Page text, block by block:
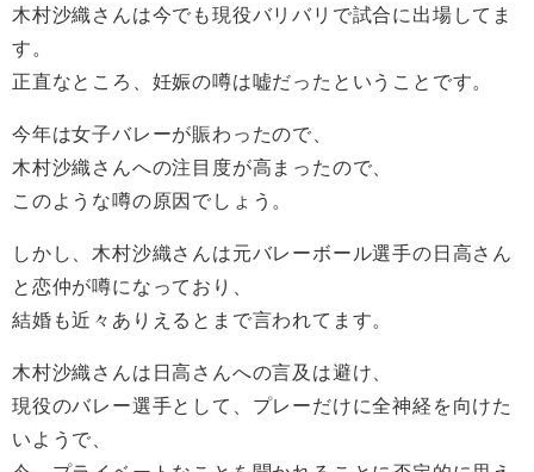
木村沙織さんは今でも現役バリバリで試合に出場してま
す。
正直なところ、妊娠の噂は嘘だったということです。
今年は女子バレーが賑わったので、
木村沙織さんへの注目度が高まったので、
このような噂の原因でしょう。
しかし、木村沙織さんは元バレーボール選手の日高さん
と恋仲が噂になっており、
結婚も近々ありえるとまで言われてます。
木村沙織さんは日高さんへの言及は避け、
現役のバレー選手として、プレーだけに全神経を向けた
いようで、